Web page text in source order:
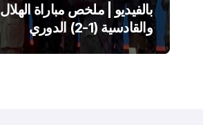
بالفيديو | ملخص مباراة الهلال
والقادسية (1-2) الدوري
السعودي